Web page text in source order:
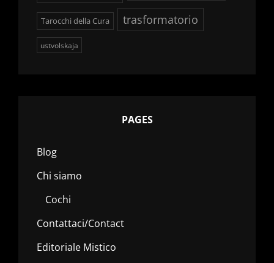
Tarocchi della Cura trasformatorio
ustvolskaja
PAGES
Blog
Chi siamo
Cochi
Contattaci/Contact
Editoriale Mistico